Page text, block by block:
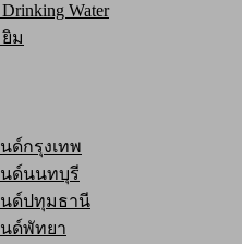
Water
ม
ด์กรุงเทพ
ด์นนทบุรี
ด์ปทุมธานี
ด์พัทยา